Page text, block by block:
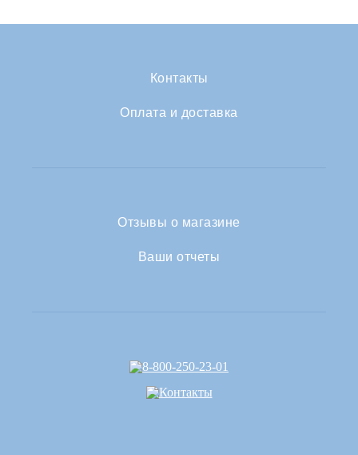
Контакты
Оплата и доставка
Отзывы о магазине
Ваши отчеты